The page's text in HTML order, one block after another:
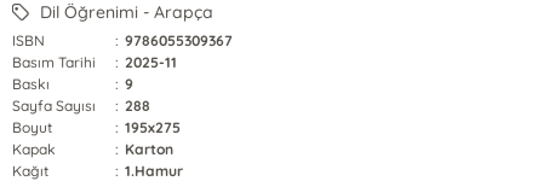
Dil Öğrenimi - Arapça
ISBN : 9786055309367
Basım Tarihi
: 2025-11
Baskı
: 9
Sayfa Sayısı
: 288
Boyut
: 195x275
Kapak
: Karton
Kağıt
: 1.Hamur